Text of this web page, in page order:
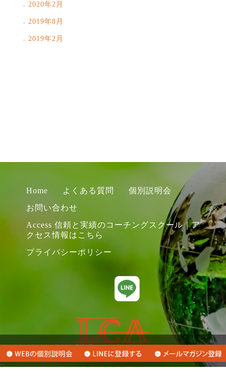
2020年2月
2019年8月
2019年2月
Home よくある質問
個別説明会
お問い合わせ
Access 信頼と実績のコーチングスクール｜ア
クセス情報はこちら
プライバシーポリシー